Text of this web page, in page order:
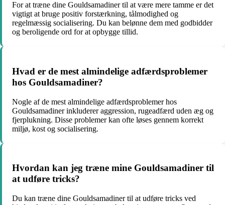
For at træne dine Gouldsamadiner til at være mere tamme er det
vigtigt at bruge positiv forstærkning, tålmodighed og
regelmæssig socialisering. Du kan belønne dem med godbidder
og beroligende ord for at opbygge tillid.
Hvad er de mest almindelige adfærdsproblemer
hos Gouldsamadiner?
Nogle af de mest almindelige adfærdsproblemer hos
Gouldsamadiner inkluderer aggression, rugeadfærd uden æg og
fjerplukning. Disse problemer kan ofte løses gennem korrekt
miljø, kost og socialisering.
Hvordan kan jeg træne mine Gouldsamadiner til
at udføre tricks?
Du kan træne dine Gouldsamadiner til at udføre tricks ved